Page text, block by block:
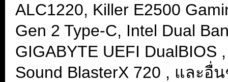
ALC1220, Killer E2500
Gen 2 Type-C, Intel Dual
GIGABYTE UEFI DualBIOS
Sound BlasterX 720 , และ